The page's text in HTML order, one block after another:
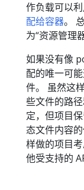
作负载可以
配给容器。
为“资源管理
如果没有像
配的唯一可
件。 虽然这
些文件的路
定，但项目
态文件内容
样做的项目
他受支持的